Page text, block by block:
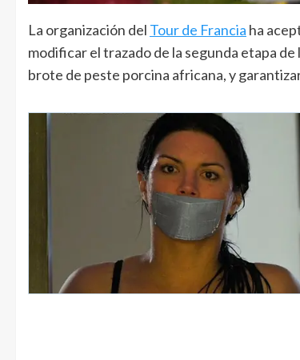
La organización del Tour de Francia ha
modificar el trazado de la segunda etapa
brote de peste porcina africana, y